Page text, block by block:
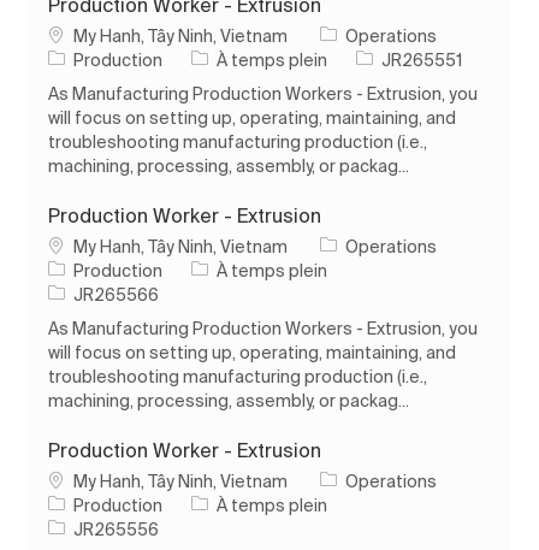
Production Worker - Extrusion
Emplacement
My Hanh, Tây Ninh, Vietnam
Operations
Catégorie
Production Type d’emploi
À temps plein ID de l’emploi
JR265551
As Manufacturing Production Workers - Extrusion, you
will focus on setting up, operating, maintaining, and
troubleshooting manufacturing production (i.e.,
machining, processing, assembly, or packag...
Production Worker - Extrusion
Emplacement
My Hanh, Tây Ninh, Vietnam
Operations
Catégorie
Production Type d’emploi
À temps plein
ID de l’emploi
JR265566
As Manufacturing Production Workers - Extrusion, you
will focus on setting up, operating, maintaining, and
troubleshooting manufacturing production (i.e.,
machining, processing, assembly, or packag...
Production Worker - Extrusion
Emplacement
My Hanh, Tây Ninh, Vietnam
Operations
Catégorie
Production Type d’emploi
À temps plein
ID de l’emploi
JR265556